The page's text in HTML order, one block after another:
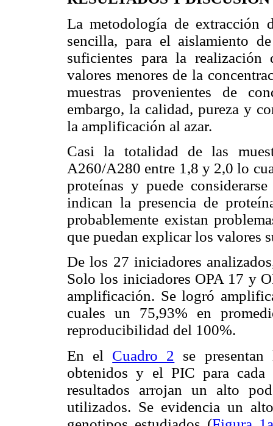
La metodología de extracción
sencilla, para el aislamiento
suficientes para la
valores menores de la
muestras provenientes de
embargo, la calidad, pureza y
la amplificación al azar.
Casi la totalidad de las
A260/A280 entre 1,8 y 2,0 lo
proteínas y puede
indican la presencia de
probablemente existan
que puedan explicar los valores
De los 27 iniciadores
Solo los iniciadores OPA 17 y
amplificación. Se logró
cuales un 75,93% en
reproducibilidad del 100%.
En el Cuadro 2 se
obtenidos y el PIC para
resultados arrojan un alto
utilizados. Se evidencia un